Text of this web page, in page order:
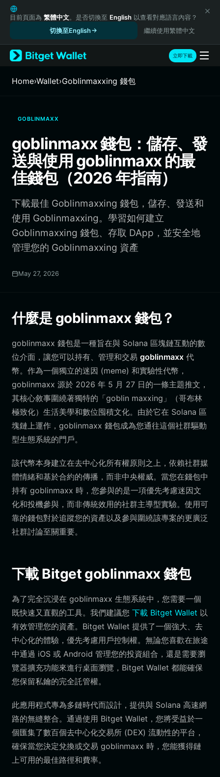
English
日本語
Русский
Español (Latinoamérica)
Türkçe
Italiano
繁體中文
Português (Portugal)
Bahasa Indonesia
ภาษาไทย
हिन्दी
Português (Brasil)
Español (Argentina)
目前頁面為 繁體中文。是否切換至 English 以查看對應語言內容？
切換至English
繼續使用繁體中文
立即下載
Home›Wallet›Goblinmaxxing 錢包
GOBLINMAXX
goblinmaxx 錢包：儲存、發
送與使用 goblinmaxx 的最
佳錢包（2026 年指南）
下載最佳 Goblinmaxxing 錢包，儲存、發送和
使用 Goblinmaxxing。學習如何建立
Goblinmaxxing 錢包、存取 DApp，並安全地
管理您的 Goblinmaxxing 資產
May 27, 2026
什麼是 goblinmaxx 錢包？
goblinmaxx 錢包是一種旨在與 Solana 區塊鏈互動的數
位介面，讓您可以持有、管理和交易 goblinmaxx 代
幣。作為一個獨立的迷因 (meme) 和實驗性代幣，
goblinmaxx 源於 2026 年 5 月 27 日的一條主題推文，
其核心敘事圍繞著獨特的「goblin maxxing」（哥布林
極致化）生活美學和數位囤積文化。由於它在 Solana 區
塊鏈上運作，goblinmaxx 錢包成為您通往這個社群驅動
型生態系統的門戶。
該代幣本身建立在去中心化所有權原則之上，依賴社群媒
體情緒和基於合約的傳播，而非中央權威。當您在錢包中
持有 goblinmaxx 時，您參與的是一項優先考慮迷因文
化和投機參與，而非傳統效用的社群主導型實驗。使用可
靠的錢包對於追蹤您的資產以及參與圍繞該專案的更廣泛
社群討論至關重要。
下載 Bitget goblinmaxx 錢包
為了完全沉浸在 goblinmaxx 生態系統中，您需要一個
既快速又直觀的工具。我們建議您 下載 Bitget Wallet 以
有效管理您的資產。Bitget Wallet 提供了一個強大、去
中心化的體驗，優先考慮用戶控制權。無論您喜歡在旅途
中通過 iOS 或 Android 管理您的投資組合，還是需要瀏
覽器擴充功能來進行桌面瀏覽，Bitget Wallet 都能確保
您保留私鑰的完全託管權。
此應用程式專為多鏈時代而設計，提供與 Solana 高速網
路的無縫整合。通過使用 Bitget Wallet，您將受益於一
個匯集了數百個去中心化交易所 (DEX) 流動性的平台，
確保當您決定兌換或交易 goblinmaxx 時，您能獲得鏈
上可用的最佳路徑和費率。